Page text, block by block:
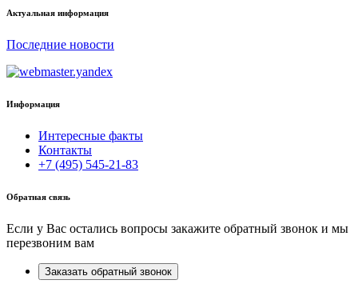
Актуальная информация
Последние новости
Информация
Интересные факты
Контакты
+7 (495) 545-21-83
Обратная связь
Если у Вас остались вопросы закажите обратный звонок и мы
перезвоним вам
Заказать обратный звонок